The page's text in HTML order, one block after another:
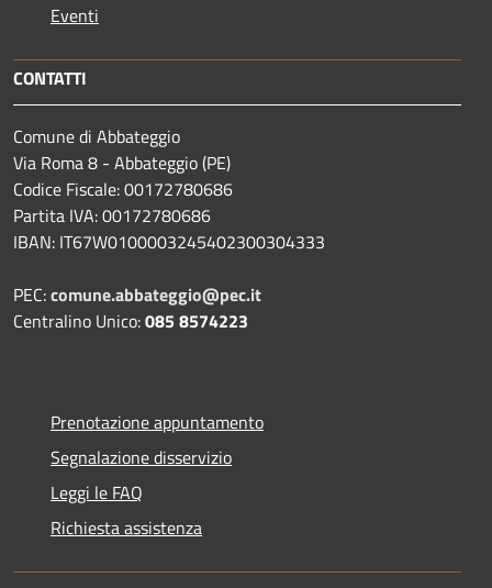
Eventi
CONTATTI
Comune di Abbateggio
Via Roma 8 - Abbateggio (PE)
Codice Fiscale: 00172780686
Partita IVA: 00172780686
IBAN: IT67W0100003245402300304333
PEC:comune.abbateggio@pec.it
Centralino Unico:085 8574223
Prenotazione appuntamento
Segnalazione disservizio
Leggi le FAQ
Richiesta assistenza